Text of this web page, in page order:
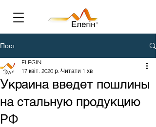
Пост
Украина введет пошлины
на стальную продукцию
РФ
ELEGIN
17 квіт. 2020 р. Читати 1 хв